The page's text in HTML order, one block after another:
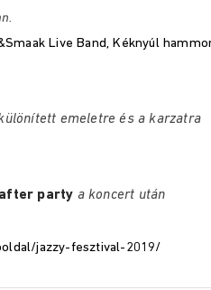
Live Band, Kéknyúl
emeletre és a karzatra
party a koncert után
jazzy-fesztival-2019/